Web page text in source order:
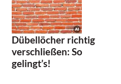
Dübellöcher richtig
verschließen: So
gelingt’s!